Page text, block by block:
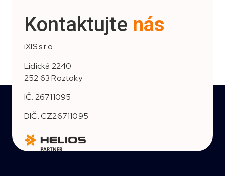
Kontaktujte nás
iXIS s.r.o.
Lidická 2240
252 63 Roztoky
IČ: 26711095
DIČ: CZ26711095